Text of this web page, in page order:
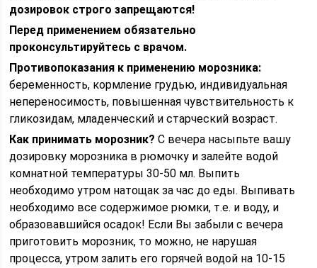
дозировок строго запрещаются!
Перед применением обязательно
проконсультируйтесь с врачом.
Противопоказания к применению морозника:
беременность, кормление грудью, индивидуальная
непереносимость, повышенная чувствительность к
гликозидам, младенческий и старческий возраст.
Как принимать морозник? С вечера насыпьте вашу
дозировку морозника в рюмочку и залейте водой
комнатной температуры 30-50 мл. Выпить
необходимо утром натощак за час до еды. Выпивать
необходимо все содержимое рюмки, т.е. и воду, и
образовавшийся осадок! Если Вы забыли с вечера
приготовить морозник, то можно, не нарушая
процесса, утром залить его горячей водой на 10-15